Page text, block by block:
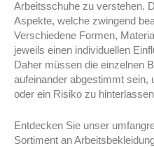
Arbeitsschuhe zu verstehen.
Aspekte, welche zwingend
Verschiedene Formen,
jeweils einen individuellen
Daher müssen die einzelnen
aufeinander abgestimmt sein,
oder ein Risiko zu
Entdecken Sie unser
Sortiment an